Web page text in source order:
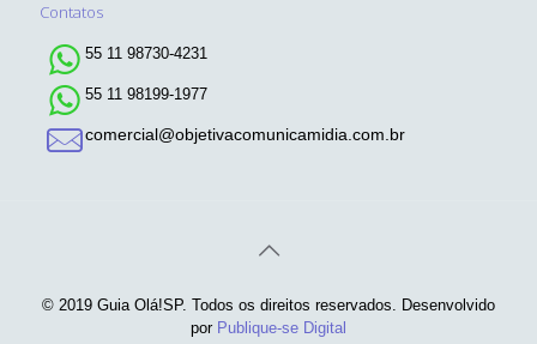
Contatos
55 11 98730-4231
55 11 98199-1977
comercial@objetivacomunicamidia.com.br
© 2019 Guia Olá!SP. Todos os direitos reservados. Desenvolvido
por Publique-se Digital